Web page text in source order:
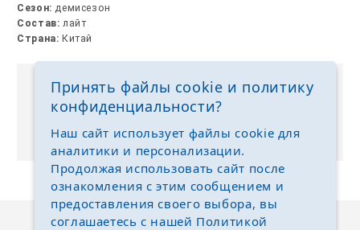
Сезон: демисезон
Состав: лайт
Страна: Китай
Выкуп без размерных рядов
Отгружаем любые размеры одежды и обуви на
ваш выбор
Принять файлы cookie и политику
конфиденциальности?
Наш сайт использует файлы cookie для
аналитики и персонализации.
Продолжая использовать сайт после
ознакомления с этим сообщением и
предоставления своего выбора, вы
соглашаетесь с нашей Политикой